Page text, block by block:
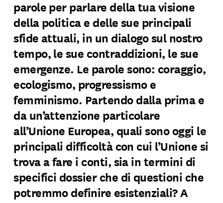
parole per parlare della tua visione
della politica e delle sue principali
sfide attuali, in un dialogo sul nostro
tempo, le sue contraddizioni, le sue
emergenze. Le parole sono: coraggio,
ecologismo, progressismo e
femminismo. Partendo dalla prima e
da un’attenzione particolare
all’Unione Europea, quali sono oggi le
principali difficoltà con cui l’Unione si
trova a fare i conti, sia in termini di
specifici dossier che di questioni che
potremmo definire esistenziali? A